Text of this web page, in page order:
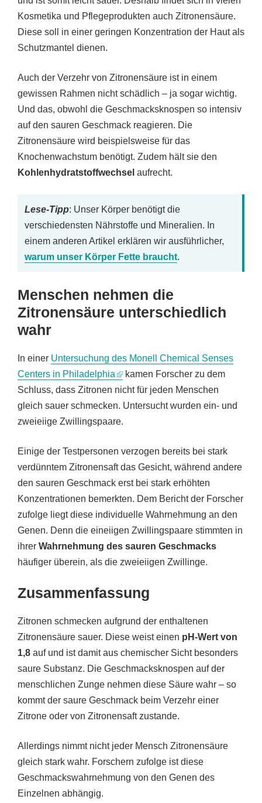
Kosmetika und Pflegeprodukten auch Zitronensäure.
Diese soll in einer geringen Konzentration der Haut als
Schutzmantel dienen.
Auch der Verzehr von Zitronensäure ist in einem
gewissen Rahmen nicht schädlich – ja sogar wichtig.
Und das, obwohl die Geschmacksknospen so intensiv
auf den sauren Geschmack reagieren. Die
Zitronensäure wird beispielsweise für das
Knochenwachstum benötigt. Zudem hält sie den
Kohlenhydratstoffwechsel aufrecht.
Lese-Tipp: Unser Körper benötigt die
verschiedensten Nährstoffe und Mineralien. In
einem anderen Artikel erklären wir ausführlicher,
warum unser Körper Fette braucht.
Menschen nehmen die
Zitronensäure unterschiedlich
wahr
In einer Untersuchung des Monell Chemical Senses
Centers in Philadelphia
kamen Forscher zu dem
Schluss, dass Zitronen nicht für jeden Menschen
gleich sauer schmecken. Untersucht wurden ein- und
zweieiige Zwillingspaare.
Einige der Testpersonen verzogen bereits bei stark
verdünntem Zitronensaft das Gesicht, während andere
den sauren Geschmack erst bei stark erhöhten
Konzentrationen bemerkten. Dem Bericht der Forscher
zufolge liegt diese individuelle Wahrnehmung an den
Genen. Denn die eineiigen Zwillingspaare stimmten in
ihrer Wahrnehmung des sauren Geschmacks
häufiger überein, als die zweieiigen Zwillinge.
Zusammenfassung
Zitronen schmecken aufgrund der enthaltenen
Zitronensäure sauer. Diese weist einen pH-Wert von
1,8 auf und ist damit aus chemischer Sicht besonders
saure Substanz. Die Geschmacksknospen auf der
menschlichen Zunge nehmen diese Säure wahr – so
kommt der saure Geschmack beim Verzehr einer
Zitrone oder von Zitronensaft zustande.
Allerdings nimmt nicht jeder Mensch Zitronensäure
gleich stark wahr. Forschern zufolge ist diese
Geschmackswahrnehmung von den Genen des
Einzelnen abhängig.